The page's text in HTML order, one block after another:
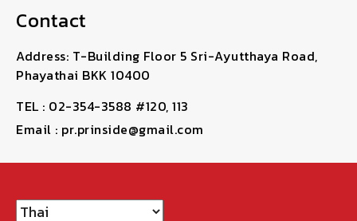
Contact
Address: T-Building Floor 5 Sri-Ayutthaya Road,
Phayathai BKK 10400
TEL : 02-354-3588 #120, 113
Email : pr.prinside@gmail.com